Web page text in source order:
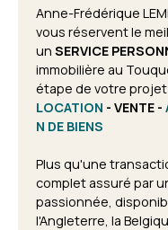
Anne-Frédérique
vous réservent le
un SERVICE
immobilière au
étape de votre projet
LOCATION - VENTE -
N DE BIENS
Plus qu'une
complet assuré par
passionnée,
l'Angleterre, la